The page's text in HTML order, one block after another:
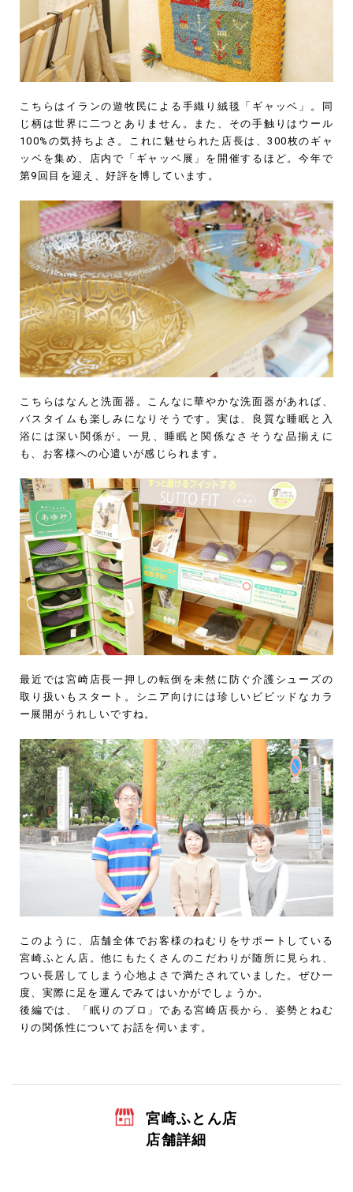
こちらはイランの遊牧民による手織り絨毯「ギャッベ」。同
じ柄は世界に二つとありません。また、その手触りはウール
100%の気持ちよさ。これに魅せられた店長は、300枚のギャ
ッベを集め、店内で「ギャッベ展」を開催するほど。今年で
第9回目を迎え、好評を博しています。
こちらはなんと洗面器。こんなに華やかな洗面器があれば、
バスタイムも楽しみになりそうです。実は、良質な睡眠と入
浴には深い関係が。一見、睡眠と関係なさそうな品揃えに
も、お客様への心遣いが感じられます。
最近では宮崎店長一押しの転倒を未然に防ぐ介護シューズの
取り扱いもスタート。シニア向けには珍しいビビッドなカラ
ー展開がうれしいですね。
このように、店舗全体でお客様のねむりをサポートしている
宮崎ふとん店。他にもたくさんのこだわりが随所に見られ、
つい長居してしまう心地よさで満たされていました。ぜひ一
度、実際に足を運んでみてはいかがでしょうか。
後編では、「眠りのプロ」である宮崎店長から、姿勢とねむ
りの関係性についてお話を伺います。
宮崎ふとん店